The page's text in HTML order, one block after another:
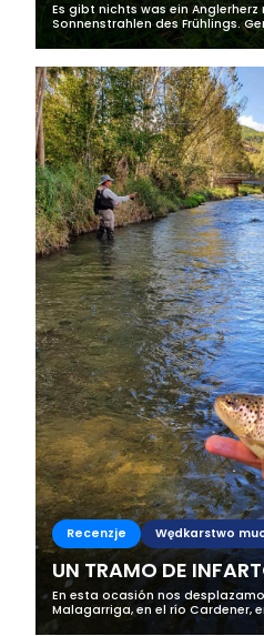
Es gibt nichts was ein
Sonnenstrahlen des Frühlings.
beginnt nun wieder die
Jagd auf die...
Recenzje Wędkarstwo
UN TRAMO DE
En esta ocasión nos
Malagarriga, en el río Cardener,
para ayudar en el campeonato